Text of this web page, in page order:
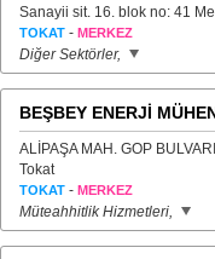
Sanayii sit. 16. blok no: 41
TOKAT - MERKEZ
Diğer Sektörler,
BEŞBEY ENERJİ
ALİPAŞA MAH. GOP
Tokat
TOKAT - MERKEZ
Müteahhitlik Hizmetleri,